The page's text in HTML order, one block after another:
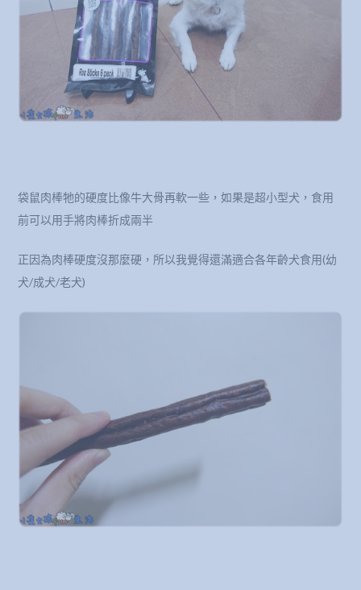
袋鼠肉棒牠的硬度比像牛大骨再軟一些，如果是超小型犬，食用
前可以用手將肉棒折成兩半
正因為肉棒硬度沒那麼硬，所以我覺得還滿適合各年齡犬食用(幼
犬/成犬/老犬)